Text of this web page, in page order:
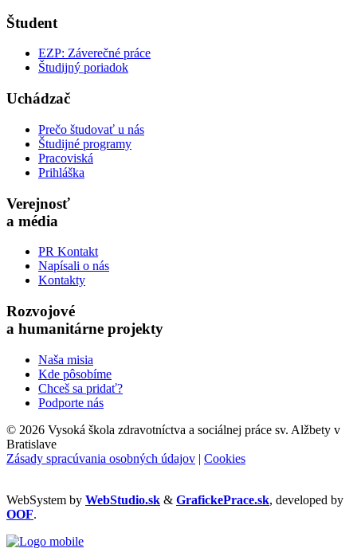
Študent
EZP: Záverečné práce
Študijný poriadok
Uchádzač
Prečo študovať u nás
Študijné programy
Pracoviská
Prihláška
Verejnosť
a média
PR Kontakt
Napísali o nás
Kontakty
Rozvojové
a humanitárne projekty
Naša misia
Kde pôsobíme
Chceš sa pridať?
Podporte nás
© 2026 Vysoká škola zdravotníctva a sociálnej práce sv. Alžbety v
Bratislave
Zásady spracúvania osobných údajov | Cookies
WebSystem by WebStudio.sk & GrafickePrace.sk, developed by
OOF.